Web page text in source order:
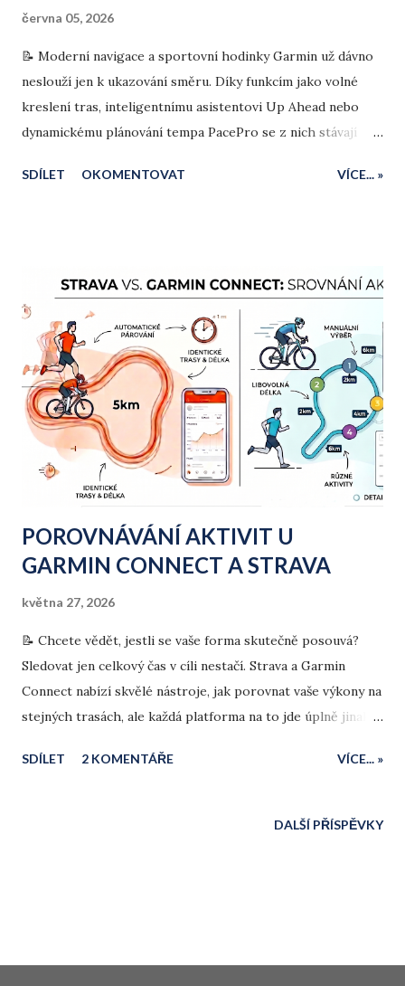
června 05, 2026
📝 Moderní navigace a sportovní hodinky Garmin už dávno
neslouží jen k ukazování směru. Díky funkcím jako volné
kreslení tras, inteligentnímu asistentovi Up Ahead nebo
dynamickému plánování tempa PacePro se z nich stávají
podíváme na klíčové navigační nástroje a skupinové funkce
SDÍLET OKOMENTOVAT VÍCE... »
POROVNÁVÁNÍ AKTIVIT U
GARMIN CONNECT A STRAVA
května 27, 2026
📝 Chcete vědět, jestli se vaše forma skutečně posouvá?
Sledovat jen celkový čas v cíli nestačí. Strava a Garmin
Connect nabízí skvělé nástroje, jak porovnat vaše výkony na
stejných trasách, ale každá platforma na to jde úplně jinak.
vytěžit maximum, v čem se liší a jak v datech odhalit, kde
SDÍLET 2 KOMENTÁŘE VÍCE... »
DALŠÍ PŘÍSPĚVKY